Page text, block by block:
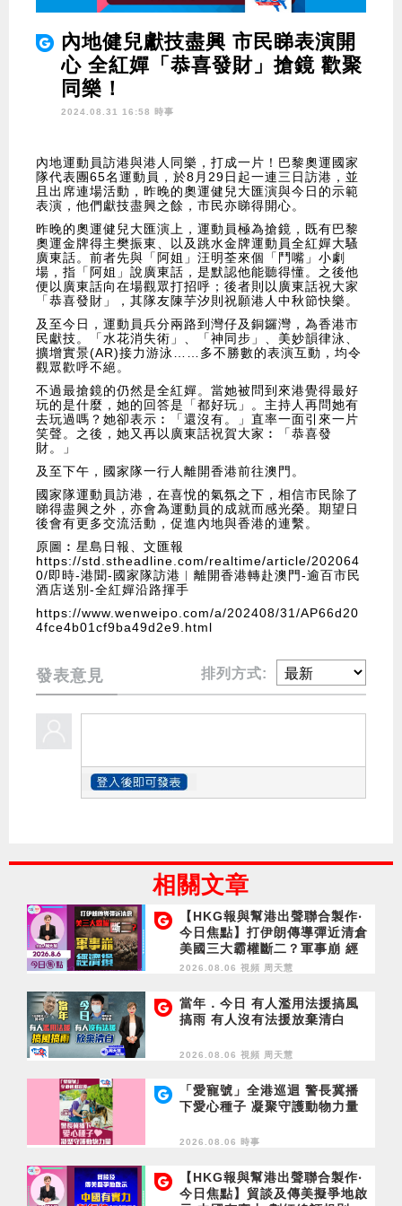
內地健兒獻技盡興 市民睇表演開
心 全紅嬋「恭喜發財」搶鏡 歡聚
同樂！
2024.08.31 16:58 時事
內地運動員訪港與港人同樂，打成一片！巴黎奧運國家
隊代表團65名運動員，於8月29日起一連三日訪港，並
且出席連場活動，昨晚的奧運健兒大匯演與今日的示範
表演，他們獻技盡興之餘，市民亦睇得開心。
昨晚的奧運健兒大匯演上，運動員極為搶鏡，既有巴黎
奧運金牌得主樊振東、以及跳水金牌運動員全紅嬋大騷
廣東話。前者先與「阿姐」汪明荃來個「鬥嘴」小劇
場，指「阿姐」說廣東話，是默認他能聽得懂。之後他
便以廣東話向在場觀眾打招呼；後者則以廣東話祝大家
「恭喜發財」，其隊友陳芋汐則祝願港人中秋節快樂。
及至今日，運動員兵分兩路到灣仔及銅鑼灣，為香港市
民獻技。「水花消失術」、「神同步」、美妙韻律泳、
擴增實景(AR)接力游泳……多不勝數的表演互動，均令
觀眾歡呼不絕。
不過最搶鏡的仍然是全紅嬋。當她被問到來港覺得最好
玩的是什麼，她的回答是「都好玩」。主持人再問她有
去玩過嗎？她卻表示︰「還沒有。」直率一面引來一片
笑聲。之後，她又再以廣東話祝賀大家︰「恭喜發
財。」
及至下午，國家隊一行人離開香港前往澳門。
國家隊運動員訪港，在喜悅的氣氛之下，相信市民除了
睇得盡興之外，亦會為運動員的成就而感光榮。期望日
後會有更多交流活動，促進內地與香港的連繫。
原圖︰星島日報、文匯報
https://std.stheadline.com/realtime/article/202064
0/即時-港聞-國家隊訪港︱離開香港轉赴澳門-逾百市民
酒店送別-全紅嬋沿路揮手
https://www.wenweipo.com/a/202408/31/AP66d20
4fce4b01cf9ba49d2e9.html
發表意見 排列方式:
相關文章
【HKG報與幫港出聲聯合製作‧
今日焦點】打伊朗傳導彈近清倉
美國三大霸權斷二？軍事崩 經
濟損
2026.08.06 視頻 周天慧
當年．今日 有人濫用法援搞風
搞雨 有人沒有法援放棄清白
2026.08.06 視頻 周天慧
「愛寵號」全港巡迴 警長冀播
下愛心種子 凝聚守護動物力量
2026.08.06 時事
【HKG報與幫港出聲聯合製作‧
今日焦點】貿談及傳美擬爭地啟